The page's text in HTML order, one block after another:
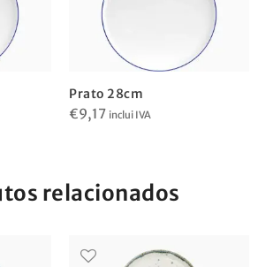
Prato 28cm
€9,17 inclui IVA
relacionados